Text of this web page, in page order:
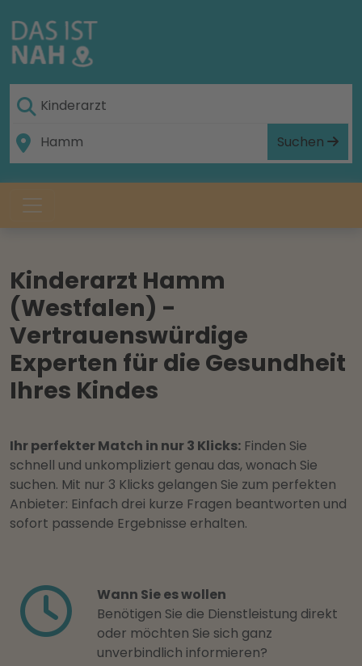
Suchen
Kinderarzt Hamm
(Westfalen) -
Vertrauenswürdige
Experten für die Gesundheit
Ihres Kindes
Ihr perfekter Match in nur 3 Klicks: Finden Sie
schnell und unkompliziert genau das, wonach Sie
suchen. Mit nur 3 Klicks gelangen Sie zum perfekten
Anbieter: Einfach drei kurze Fragen beantworten und
sofort passende Ergebnisse erhalten.
Wann Sie es wollen
Benötigen Sie die Dienstleistung direkt
oder möchten Sie sich ganz
unverbindlich informieren?